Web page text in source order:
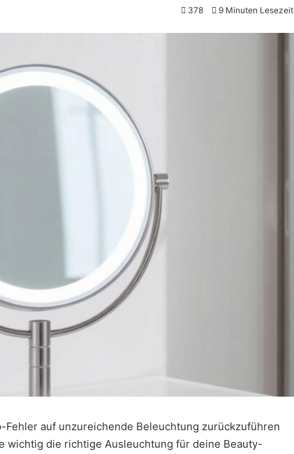
378 9 Minuten Lesezeit
Fehler auf unzureichende Beleuchtung zurückzuführen
wichtig die richtige Ausleuchtung für deine Beauty-